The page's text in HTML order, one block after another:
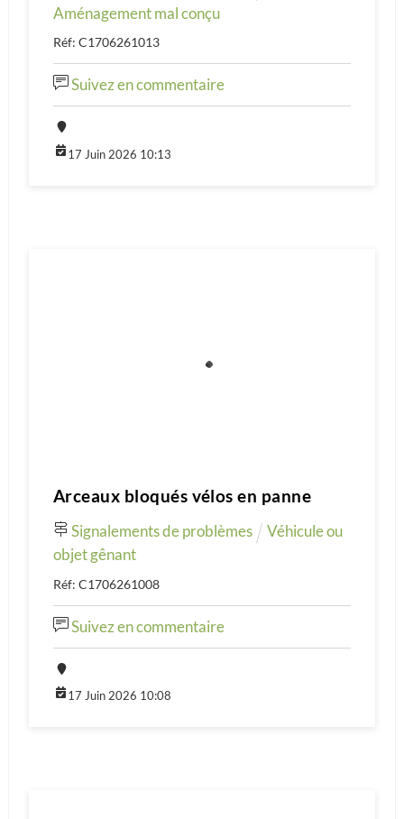
Aménagement mal conçu
Réf: C1706261013
Suivez en commentaire
17 Juin 2026 10:13
Arceaux bloqués vélos en panne
Signalements de problèmes
Véhicule ou
objet gênant
Réf: C1706261008
Suivez en commentaire
17 Juin 2026 10:08